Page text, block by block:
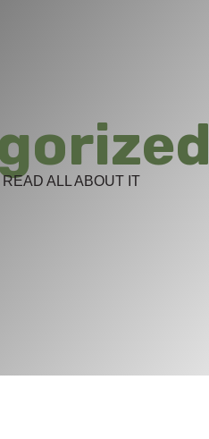
ALL ABOUT IT